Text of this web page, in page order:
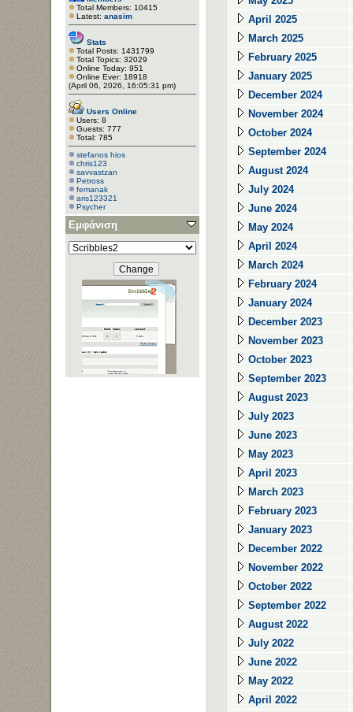
Total Members: 10415
Latest: anasim
Stats
Total Posts: 1431799
Total Topics: 32029
Online Today: 951
Online Ever: 18918
(April 06, 2026, 16:05:31 pm)
Users Online
Users: 8
Guests: 777
Total: 785
stefanos hios
chris123
savvastzan
Petross
femanak
aris123321
Psycher
Εμφάνιση
April 2025
March 2025
February 2025
January 2025
December 2024
November 2024
October 2024
September 2024
August 2024
July 2024
June 2024
May 2024
April 2024
March 2024
February 2024
January 2024
December 2023
November 2023
October 2023
September 2023
August 2023
July 2023
June 2023
May 2023
April 2023
March 2023
February 2023
January 2023
December 2022
November 2022
October 2022
September 2022
August 2022
July 2022
June 2022
May 2022
April 2022